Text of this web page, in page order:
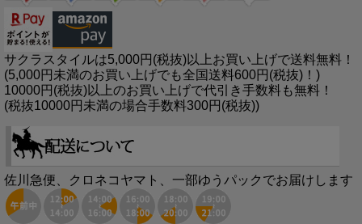
サクラスタイルは5,000円(税抜)以上お買い上げで送料無料！
(5,000円未満のお買い上げでも全国送料600円(税抜)！)
10000円(税抜)以上のお買い上げで代引き手数料も無料！
(税抜10000円未満の場合手数料300円(税抜))
佐川急便、クロネコヤマト、一部ゆうパックでお届けします